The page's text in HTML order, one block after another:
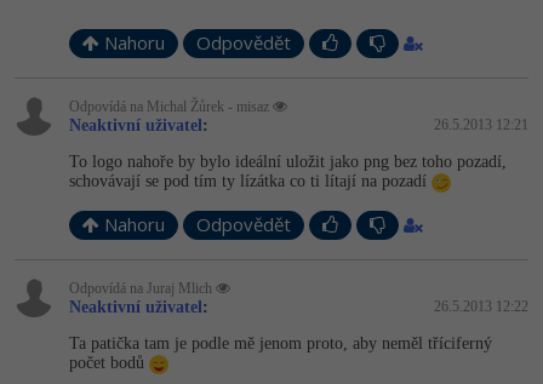
Nahoru Odpovědět
Odpovídá na Michal Žůrek - misaz
Neaktivní uživatel: 26.5.2013 12:21
To logo nahoře by bylo ideální uložit jako png bez toho pozadí,
schovávají se pod tím ty lízátka co ti lítají na pozadí
Nahoru Odpovědět
Odpovídá na Juraj Mlich
Neaktivní uživatel : 26.5.2013 12:22
Ta patička tam je podle mě jenom proto, aby neměl tříciferný
počet bodů